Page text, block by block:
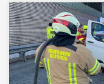
Am 04.03.2026 um
Kufstein zu einem
in Fahrtrichtung
LKW aufgefahren,